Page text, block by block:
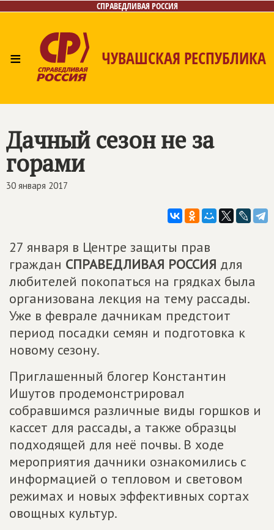
СПРАВЕДЛИВАЯ РОССИЯ
≡ ЧУВАШСКАЯ РЕСПУБЛИКА
Дачный сезон не за
горами
30 января 2017
27 января в Центре защиты прав
граждан СПРАВЕДЛИВАЯ РОССИЯ для
любителей покопаться на грядках была
организована лекция на тему рассады.
Уже в феврале дачникам предстоит
период посадки семян и подготовка к
новому сезону.
Приглашенный блогер Константин
Ишутов продемонстрировал
собравшимся различные виды горшков и
кассет для рассады, а также образцы
подходящей для неё почвы. В ходе
мероприятия дачники ознакомились с
информацией о тепловом и световом
режимах и новых эффективных сортах
овощных культур.